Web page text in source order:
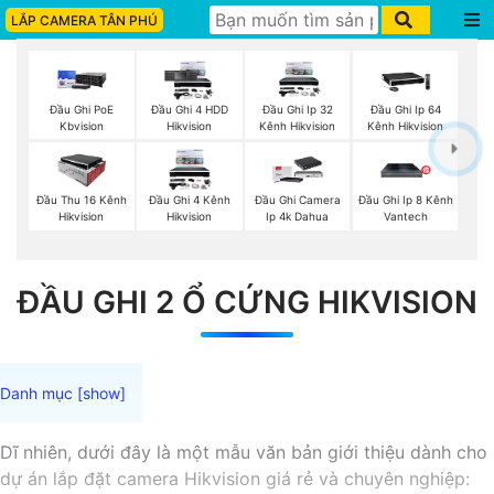
LẮP CAMERA TÂN PHÚ
Đầu Ghi PoE
Kbvision
Đầu Ghi 4 HDD
Hikvision
Đầu Ghi Ip 32
Kênh Hikvision
Đầu Ghi Ip 64
Kênh Hikvision
Đầu Thu 16 Kênh
Hikvision
Đầu Ghi 4 Kênh
Hikvision
Đầu Ghi Camera
Ip 4k Dahua
Đầu Ghi Ip 8 Kênh
Vantech
ĐẦU GHI 2 Ổ CỨNG HIKVISION
Dĩ nhiên, dưới đây là một mẫu văn bản giới thiệu dành cho
dự án lắp đặt camera Hikvision giá rẻ và chuyên nghiệp: